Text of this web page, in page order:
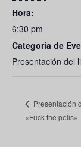
Hora:
6:30 pm
Categoría de
Presentación del
Presentación
«Fuck the polis»